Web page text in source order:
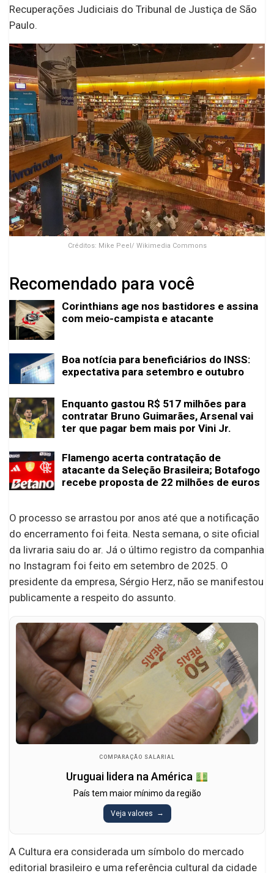
Recuperações Judiciais do Tribunal de Justiça de São
Paulo.
Créditos: Mike Peel/ Wikimedia Commons
Recomendado para você
Corinthians age nos bastidores e assina
com meio-campista e atacante
Boa notícia para beneficiários do INSS:
expectativa para setembro e outubro
Enquanto gastou R$ 517 milhões para
contratar Bruno Guimarães, Arsenal vai
ter que pagar bem mais por Vini Jr.
Flamengo acerta contratação de
atacante da Seleção Brasileira; Botafogo
recebe proposta de 22 milhões de euros
O processo se arrastou por anos até que a notificação
do encerramento foi feita. Nesta semana, o site oficial
da livraria saiu do ar. Já o último registro da companhia
no Instagram foi feito em setembro de 2025. O
presidente da empresa, Sérgio Herz, não se manifestou
publicamente a respeito do assunto.
COMPARAÇÃO SALARIAL
Uruguai lidera na América
País tem maior mínimo da região
Veja valores
A Cultura era considerada um símbolo do mercado
editorial brasileiro e uma referência cultural da cidade